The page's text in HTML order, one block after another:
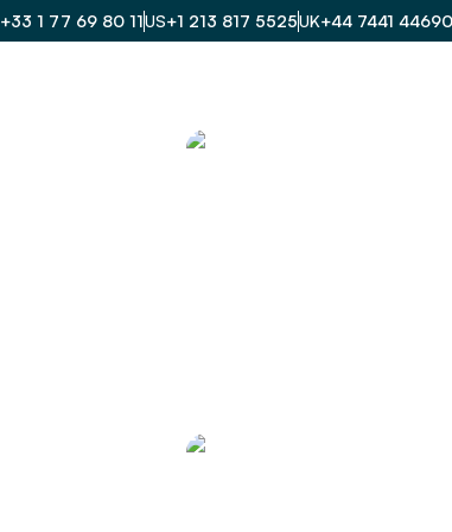
+33 1 77 69 80 11US+1 213 817 5525UK+44 7441